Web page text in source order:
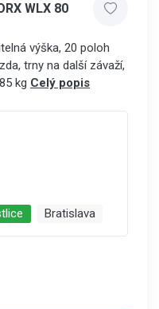
WLX 80
výška, 20 poloh
trny na další závaží,
kg Celý popis
Bratislava